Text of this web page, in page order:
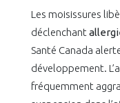
Les moisissures
déclenchant
Santé Canada
développement.
fréquemment